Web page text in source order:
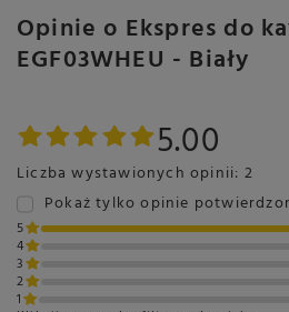
Kolor przycisków
System grzewczy
Głębokość
Szerokość
Wysokość
Opinie o Ekspres do
EGF03WHEU - Biały
5.00
Liczba wystawionych opinii: 2
Pokaż tylko opinie
5
4
3
2
1